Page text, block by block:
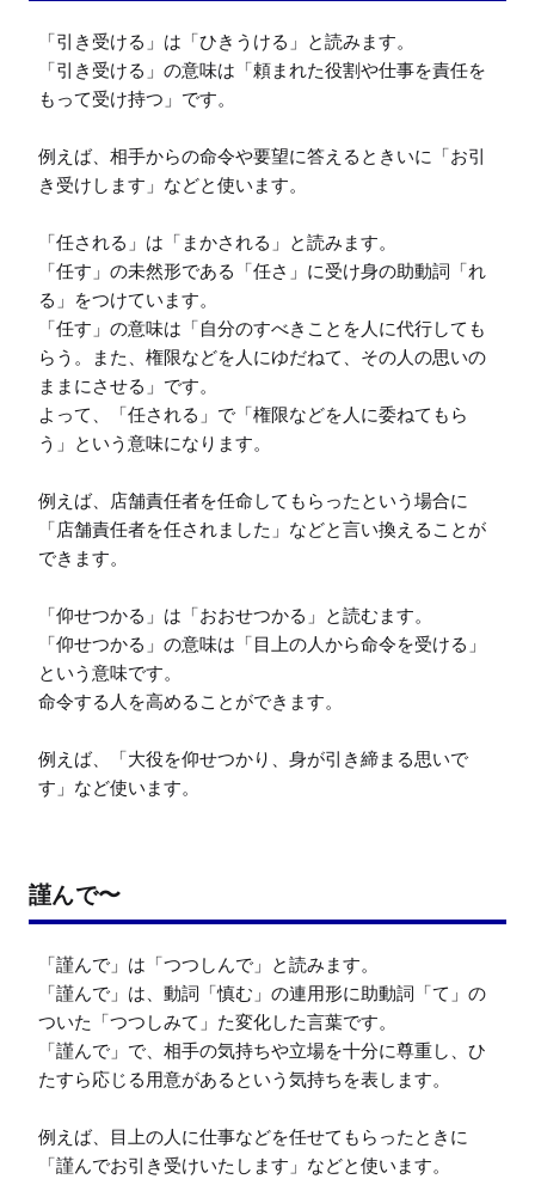
「引き受ける」は「ひきうける」と読みます。
「引き受ける」の意味は「頼まれた役割や仕事を責任を
もって受け持つ」です。
例えば、相手からの命令や要望に答えるときいに「お引
き受けします」などと使います。
「任される」は「まかされる」と読みます。
「任す」の未然形である「任さ」に受け身の助動詞「れ
る」をつけています。
「任す」の意味は「自分のすべきことを人に代行しても
らう。また、権限などを人にゆだねて、その人の思いの
ままにさせる」です。
よって、「任される」で「権限などを人に委ねてもら
う」という意味になります。
例えば、店舗責任者を任命してもらったという場合に
「店舗責任者を任されました」などと言い換えることが
できます。
「仰せつかる」は「おおせつかる」と読むます。
「仰せつかる」の意味は「目上の人から命令を受ける」
という意味です。
命令する人を高めることができます。
例えば、「大役を仰せつかり、身が引き締まる思いで
す」など使います。
謹んで〜
「謹んで」は「つつしんで」と読みます。
「謹んで」は、動詞「慎む」の連用形に助動詞「て」の
ついた「つつしみて」た変化した言葉です。
「謹んで」で、相手の気持ちや立場を十分に尊重し、ひ
たすら応じる用意があるという気持ちを表します。
例えば、目上の人に仕事などを任せてもらったときに
「謹んでお引き受けいたします」などと使います。